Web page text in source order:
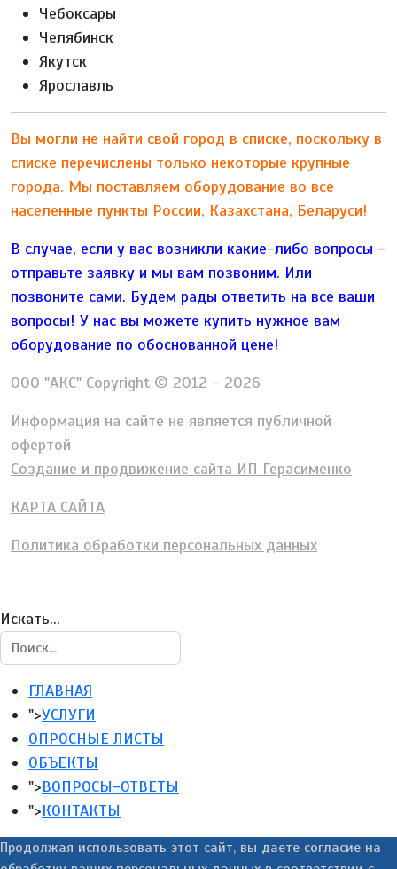
Чебоксары
Челябинск
Якутск
Ярославль
Вы могли не найти свой город в списке, поскольку в
списке перечислены только некоторые крупные
города. Мы поставляем оборудование во все
населенные пункты России, Казахстана, Беларуси!
В случае, если у вас возникли какие-либо вопросы -
отправьте заявку и мы вам позвоним. Или
позвоните сами. Будем рады ответить на все ваши
вопросы! У нас вы можете купить нужное вам
оборудование по обоснованной цене!
ООО "АКС" Copyright © 2012 - 2026
Информация на сайте не является публичной
офертой
Создание и продвижение сайта ИП Герасименко
КАРТА САЙТА
Политика обработки персональных данных
Искать...
ГЛАВНАЯ
">УСЛУГИ
ОПРОСНЫЕ ЛИСТЫ
ОБЪЕКТЫ
">ВОПРОСЫ-ОТВЕТЫ
">КОНТАКТЫ
Продолжая использовать этот сайт, вы даете согласие на